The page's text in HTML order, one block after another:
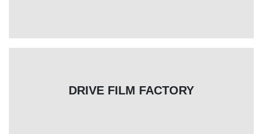
DRIVE FILM FACTORY